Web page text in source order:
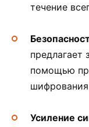
течение
предлагает
помощью
Усиление